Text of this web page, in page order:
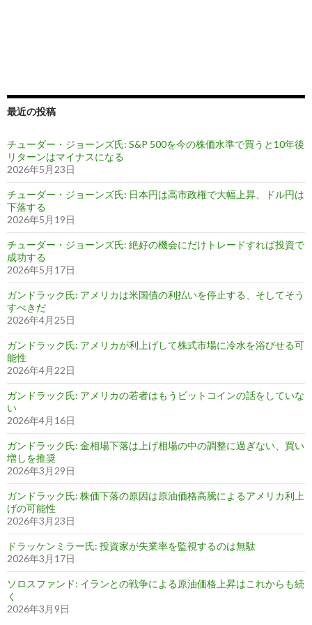
最近の投稿
チューダー・ジョーンズ氏: S&P 500を今の株価水準で買うと10年後
リターンはマイナスになる
2026年5月23日
チューダー・ジョーンズ氏: 日本円は高市政権で大幅上昇、ドル円は
下落する
2026年5月19日
チューダー・ジョーンズ氏: 絶好の機会にだけトレードすれば投資で
成功する
2026年5月17日
ガンドラック氏: アメリカは米国債の利払いを停止する、そしてそう
すべきだ
2026年4月25日
ガンドラック氏: アメリカが利上げして株式市場に冷水を浴びせる可
能性
2026年4月22日
ガンドラック氏: アメリカの若者はもうビットコインの話をしていな
い
2026年4月16日
ガンドラック氏: 金相場下落は上げ相場の中の調整に過ぎない、買い
増しを推奨
2026年3月29日
ガンドラック氏: 株価下落の原因は原油価格高騰によるアメリカ利上
げの可能性
2026年3月23日
ドラッケンミラー氏: 投資家が失業率を監視するのは無駄
2026年3月17日
ソロスファンド: イランとの戦争による原油価格上昇はこれからも続
く
2026年3月9日